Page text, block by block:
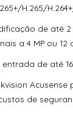
Abloy |
Abloy | Leitor
Abloy |
H.265/
de até 2
a 4 MP ou 12
de até
Acusense
de